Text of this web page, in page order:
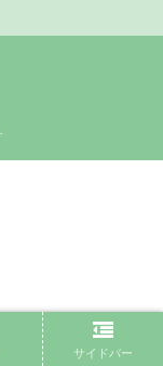
サイドバー